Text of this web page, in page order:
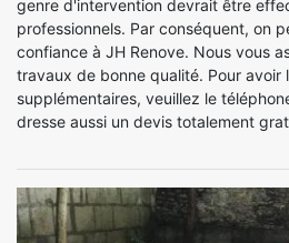
genre d'intervention devrait être
professionnels. Par conséquent, on
confiance à JH Renove. Nous vous
travaux de bonne qualité. Pour avoir
supplémentaires, veuillez le
dresse aussi un devis totalement